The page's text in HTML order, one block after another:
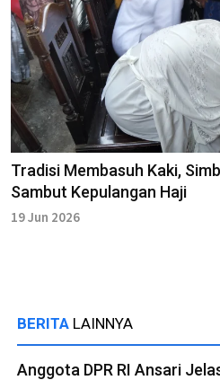
Tradisi Membasuh Kaki,
Sambut Kepulangan Haji
19 Jun 2026
BERITA LAINNYA
Anggota DPR RI Ansari